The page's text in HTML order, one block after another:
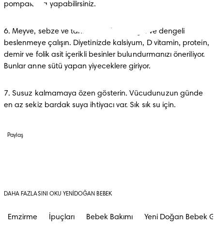
pompalama yapabilirsiniz.
6. Meyve, sebze ve tahıl açısından zengin ve dengeli
beslenmeye çalışın. Diyetinizde kalsiyum, D vitamin, protein,
demir ve folik asit içerikli besinler bulundurmanızı öneriliyor.
Bunlar anne sütü yapan yiyeceklere giriyor.
7. Susuz kalmamaya özen gösterin. Vücudunuzun günde
en az sekiz bardak suya ihtiyacı var. Sık sık su için.
Paylaş
DAHA FAZLASINI OKU YENIDOĞAN BEBEK
Emzirme İpuçları Bebek Bakımı Yeni Doğan Bebek